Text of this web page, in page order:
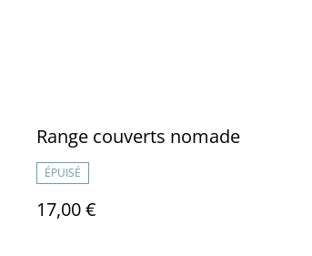
Range couverts nomade
ÉPUISÉ
17,00 €